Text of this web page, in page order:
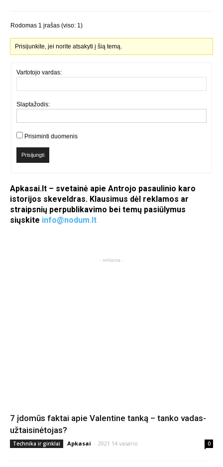
Rodomas 1 įrašas (viso: 1)
Prisijunkite, jei norite atsakyti į šią temą.
Vartotojo vardas:
Slaptažodis:
Prisiminti duomenis
Prisijungti
Apkasai.lt – svetainė apie Antrojo pasaulinio karo
istorijos skeveldras. Klausimus dėl reklamos ar
straipsnių perpublikavimo bei temų pasiūlymus
siųskite info@nodum.lt
- reklama -
7 įdomūs faktai apie Valentine tanką – tanko vadas-
užtaisinėtojas?
Technika ir ginklai Apkasai - 2021 14 vasario 0